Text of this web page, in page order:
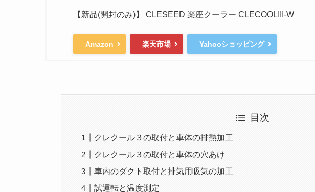
【新品(開封のみ)】 CLESEED 楽座クーラー CLECOOLIII-W
Amazon 楽天市場 Yahooショッピング
目次
クレクール３の取付と車体の排熱加工
クレクール３の取付と車体の穴あけ
車内のダクト取付と排気用吸気の加工
試運転と温度測定